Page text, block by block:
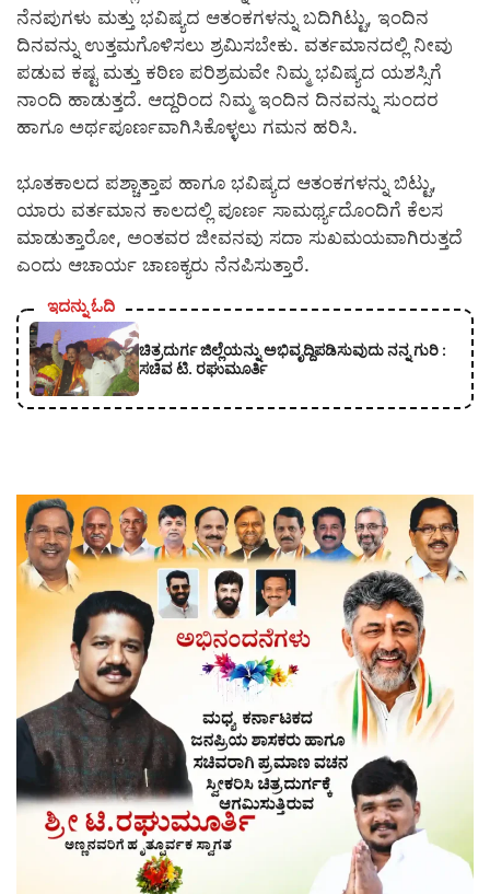
ನೆನಪುಗಳು ಮತ್ತು ಭವಿಷ್ಯದ ಆತಂಕಗಳನ್ನು ಬದಿಗಿಟ್ಟು, ಇಂದಿನ
ದಿನವನ್ನು ಉತ್ತಮಗೊಳಿಸಲು ಶ್ರಮಿಸಬೇಕು. ವರ್ತಮಾನದಲ್ಲಿ ನೀವು
ಪಡುವ ಕಷ್ಟ ಮತ್ತು ಕಠಿಣ ಪರಿಶ್ರಮವೇ ನಿಮ್ಮ ಭವಿಷ್ಯದ ಯಶಸ್ಸಿಗೆ
ನಾಂದಿ ಹಾಡುತ್ತದೆ. ಆದ್ದರಿಂದ ನಿಮ್ಮ ಇಂದಿನ ದಿನವನ್ನು ಸುಂದರ
ಹಾಗೂ ಅರ್ಥಪೂರ್ಣವಾಗಿಸಿಕೊಳ್ಳಲು ಗಮನ ಹರಿಸಿ.
ಭೂತಕಾಲದ ಪಶ್ಚಾತ್ತಾಪ ಹಾಗೂ ಭವಿಷ್ಯದ ಆತಂಕಗಳನ್ನು ಬಿಟ್ಟು,
ಯಾರು ವರ್ತಮಾನ ಕಾಲದಲ್ಲಿ ಪೂರ್ಣ ಸಾಮರ್ಥ್ಯದೊಂದಿಗೆ ಕೆಲಸ
ಮಾಡುತ್ತಾರೋ, ಅಂತವರ ಜೀವನವು ಸದಾ ಸುಖಮಯವಾಗಿರುತ್ತದೆ
ಎಂದು ಆಚಾರ್ಯ ಚಾಣಕ್ಯರು ನೆನಪಿಸುತ್ತಾರೆ.
ಇದನ್ನು ಓದಿ
ಚಿತ್ರದುರ್ಗ ಜಿಲ್ಲೆಯನ್ನು ಅಭಿವೃದ್ದಿಪಡಿಸುವುದು ನನ್ನ ಗುರಿ :
ಸಚಿವ ಟಿ. ರಘುಮೂರ್ತಿ